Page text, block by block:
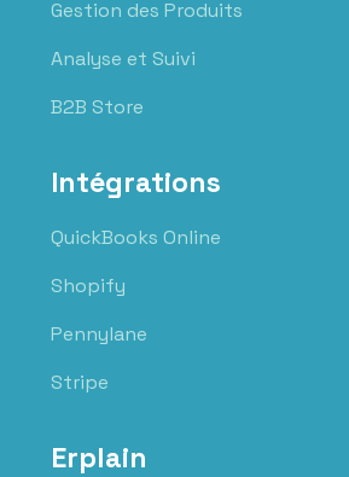
Gestion des Produits
Analyse et Suivi
B2B Store
Intégrations
QuickBooks Online
Shopify
Pennylane
Stripe
Erplain